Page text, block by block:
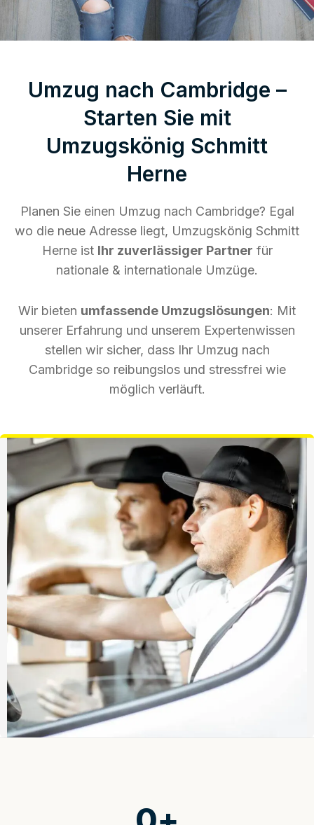
Umzug nach Cambridge –
Starten Sie mit
Umzugskönig Schmitt
Herne
Planen Sie einen Umzug nach Cambridge? Egal
wo die neue Adresse liegt, Umzugskönig Schmitt
Herne ist Ihr zuverlässiger Partner für
nationale & internationale Umzüge.
Wir bieten umfassende Umzugslösungen: Mit
unserer Erfahrung und unserem Expertenwissen
stellen wir sicher, dass Ihr Umzug nach
Cambridge so reibungslos und stressfrei wie
möglich verläuft.